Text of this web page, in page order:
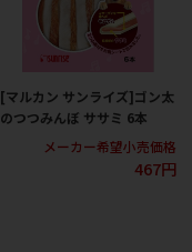
[マルカン サンライズ]ゴン太
のつつみんぼ ササミ 6本
メーカー希望小売価格
467円